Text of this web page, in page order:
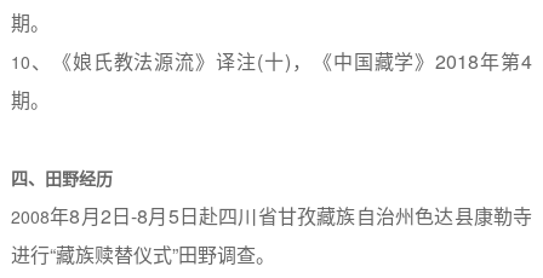
期。
10、《娘氏教法源流》译注(十) ，《中国藏学》2018年第4
期。
四、田野经历
2008年8月2日-8月5日赴四川省甘孜藏族自治州色达县康勒寺
进行“藏族赎替仪式”田野调查。